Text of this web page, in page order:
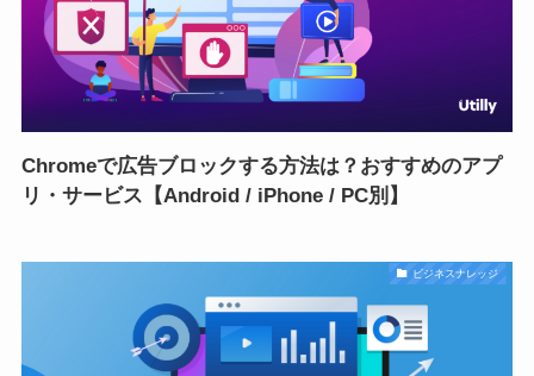
Chromeで広告ブロックする方法は？おすすめのアプ
リ・サービス【Android / iPhone / PC別】
ビジネスナレッジ